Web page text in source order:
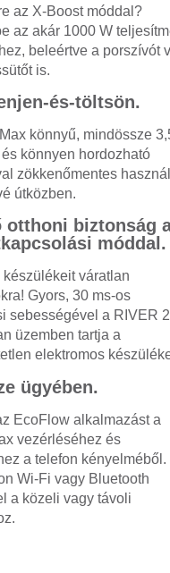
az X-Boost móddal?
az akár 1000 W
beleértve a porszívót
is.
és-töltsön.
könnyű, mindössze
könnyen hordozható
zökkenőmentes
útközben.
otthoni biztonság
móddal.
készülékeit váratlan
Gyors, 30 ms-os
sebességével a RIVER
üzemben tartja a
elektromos
ügyében.
EcoFlow alkalmazást a
vezérléséhez és
a telefon kényelméből.
Wi-Fi vagy Bluetooth
a közeli vagy távoli